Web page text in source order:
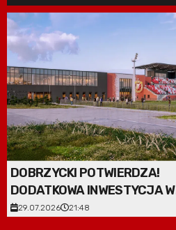
DOBRZYCKI POTWIERDZA!
DODATKOWA INWESTYCJA W
WIDZEW TRAINING CENTER
29.07.2026 21:48